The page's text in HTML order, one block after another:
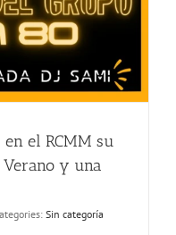
en el RCMM su
y una
Sin categoría